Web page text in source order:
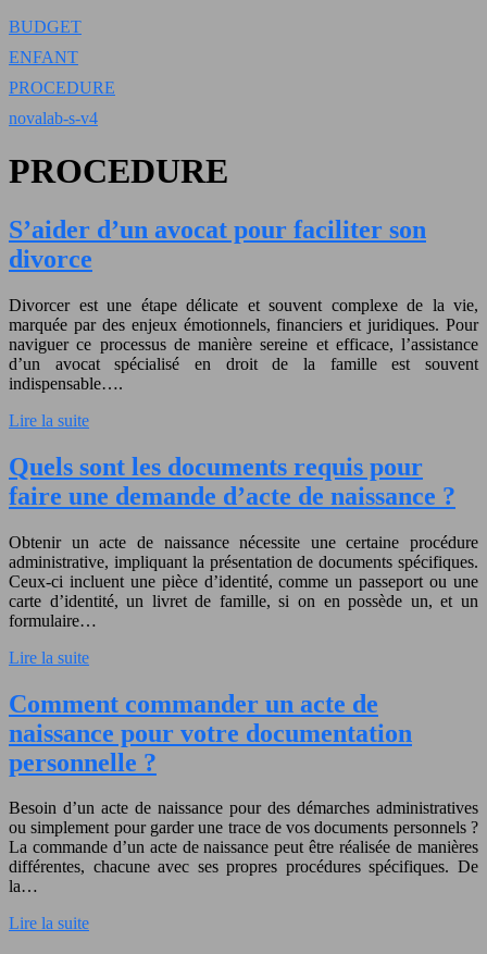
BUDGET
ENFANT
PROCEDURE
novalab-s-v4
PROCEDURE
S’aider d’un avocat pour faciliter son
divorce
Divorcer est une étape délicate et souvent complexe de la vie,
marquée par des enjeux émotionnels, financiers et juridiques. Pour
naviguer ce processus de manière sereine et efficace, l’assistance
d’un avocat spécialisé en droit de la famille est souvent
indispensable….
Lire la suite
Quels sont les documents requis pour
faire une demande d’acte de naissance ?
Obtenir un acte de naissance nécessite une certaine procédure
administrative, impliquant la présentation de documents spécifiques.
Ceux-ci incluent une pièce d’identité, comme un passeport ou une
carte d’identité, un livret de famille, si on en possède un, et un
formulaire…
Lire la suite
Comment commander un acte de
naissance pour votre documentation
personnelle ?
Besoin d’un acte de naissance pour des démarches administratives
ou simplement pour garder une trace de vos documents personnels ?
La commande d’un acte de naissance peut être réalisée de manières
différentes, chacune avec ses propres procédures spécifiques. De
la…
Lire la suite